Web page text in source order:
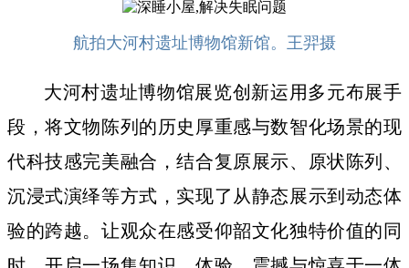
航拍大河村遗址博物馆新馆。王羿摄
大河村遗址博物馆展览创新运用多元布展手
段，将文物陈列的历史厚重感与数智化场景的现
代科技感完美融合，结合复原展示、原状陈列、
沉浸式演绎等方式，实现了从静态展示到动态体
验的跨越。让观众在感受仰韶文化独特价值的同